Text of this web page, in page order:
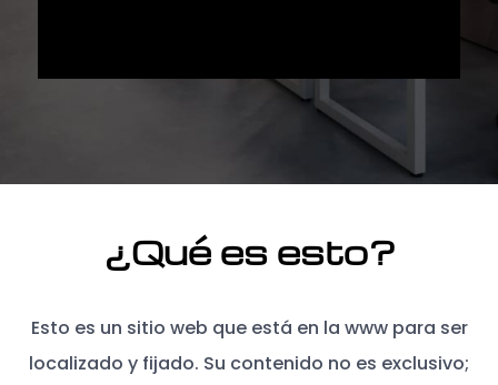
¿Qué es esto?
Esto es un sitio web que está en la www para ser
localizado y fijado. Su contenido no es exclusivo;